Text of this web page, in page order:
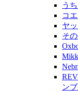
う
コ
ヤ
そ
ン